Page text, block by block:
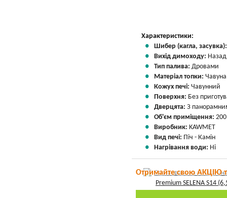
Характеристики:
Шибер (кагла,
Вихід димоходу:
Тип палива: Дровами
Матеріал топки: Чавуна
Кожух печі: Чавунний
Поверхня: Без
Дверцята: З
Об'єм приміщення:
Виробник: KAWMET
Вид печі: Піч - Камін
Нагрівання води: Ні
Отримайте свою АКЦІЮ